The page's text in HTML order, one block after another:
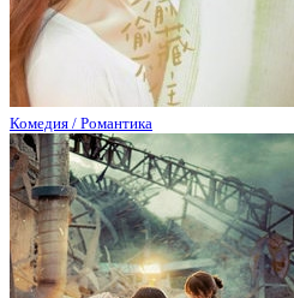
Комедия / Романтика